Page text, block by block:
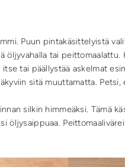
Puun pintakäsittelyistä
öljyvahalla tai peittomaalattu.
tai päällystää askelmat
sitä muuttamatta.
silkin himmeäksi. Tämä
öljysaippuaa.